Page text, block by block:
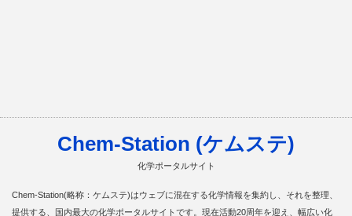
Chem-Station (ケムステ)
化学ポータルサイト
Chem-Station(略称：ケムステ)はウェブに混在する化学情報を集約し、それを整理、
提供する、国内最大の化学ポータルサイトです。現在活動20周年を迎え、幅広い化